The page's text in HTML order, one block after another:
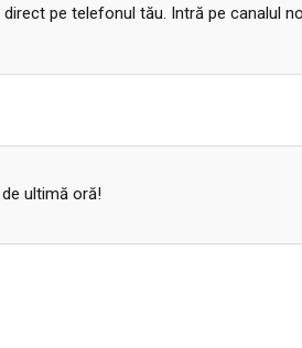
pe telefonul tău. Intră pe canalul
ultimă oră!